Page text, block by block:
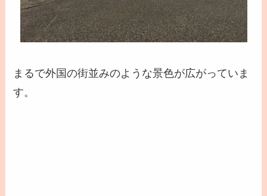
まるで外国の街並みのような景色が広がっていま
す。